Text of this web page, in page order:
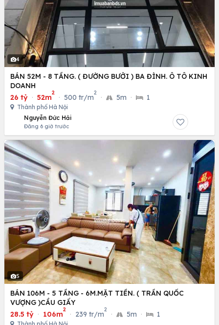
4
BÁN 52M - 8 TẦNG. ( ĐƯỜNG BƯỞI ) BA ĐÌNH. Ô TÔ KINH
DOANH
26 tỷ · 52m
2
· 500 tr/m
2
· 5m · 1
Thành phố Hà Nội
Nguyễn Đức Hải
Đăng 6 giờ trước
5
BÁN 106M - 5 TẦNG - 6M.MẶT TIỀN. ( TRẦN QUỐC
VƯỢNG )CẦU GIẤY
28.5 tỷ · 106m
2
· 239 tr/m
2
· 5m · 1